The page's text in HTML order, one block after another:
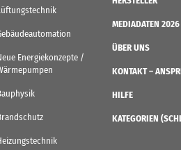
Energiekonzepte /
MEDIADATEN 2026
ÜBER UNS
KONTAKT –
HILFE
KATEGORIEN